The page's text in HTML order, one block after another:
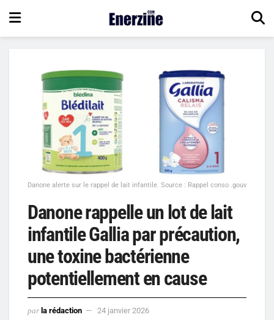
Danone alerte sur le rappel de lait infantile. Source : Rappel conso .gouv
Danone rappelle un lot de lait
infantile Gallia par précaution,
une toxine bactérienne
potentiellement en cause
par la rédaction 24 janvier 2026